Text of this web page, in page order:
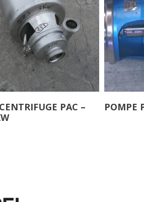
PAC –
POMPE